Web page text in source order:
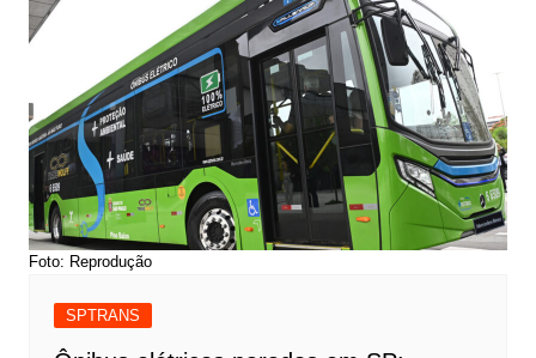
Foto: Reprodução
SPTRANS